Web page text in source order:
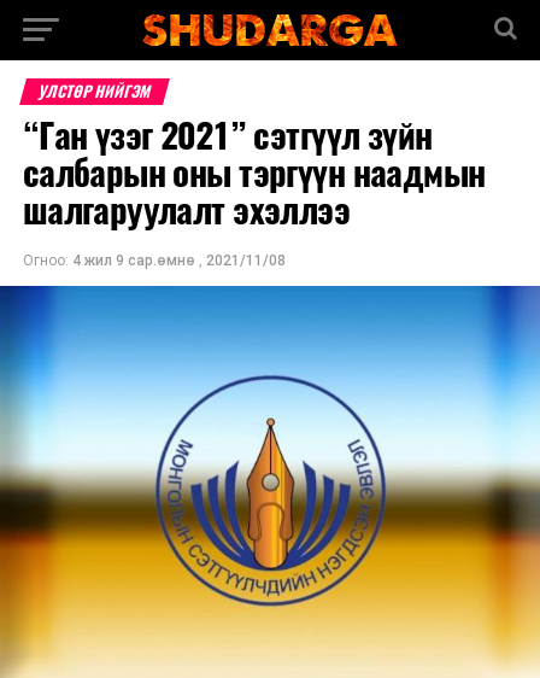
УЛСТӨР НИЙГЭМ
“Ган үзэг 2021” сэтгүүл зүйн
салбарын оны тэргүүн наадмын
шалгаруулалт эхэллээ
Огноо: 4 жил 9 сар.өмнө , 2021/11/08